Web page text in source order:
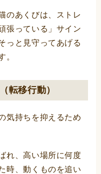
のあくびは、ストレ
張っている」サイン
っと見守ってあげる
。
転移行動）
気持ちを抑えるため
れ、高い場所に何度
時、動くものを追い